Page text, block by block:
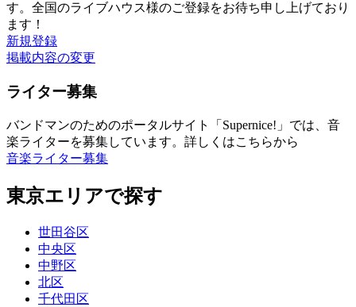
す。全国のライブハウス様のご登録をお待ち申し上げており
ます！
新規登録
掲載内容の変更
ライター募集
バンドマンのためのポータルサイト「Supernice!」では、音
楽ライターを募集しています。詳しくはこちらから
音楽ライター募集
東京エリアで探す
世田谷区
中央区
中野区
北区
千代田区